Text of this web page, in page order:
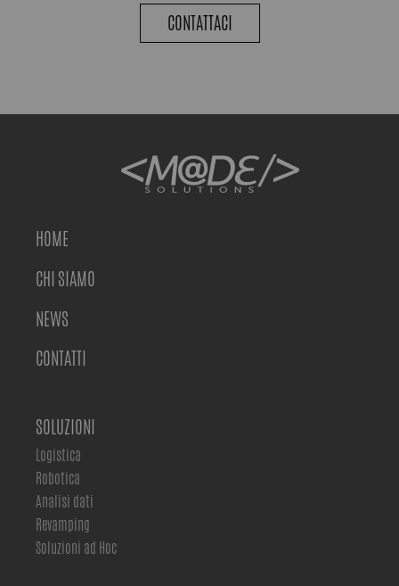
CONTATTACI
HOME
CHI SIAMO
NEWS
CONTATTI
SOLUZIONI
Logistica
Robotica
Analisi dati
Revamping
Soluzioni ad Hoc